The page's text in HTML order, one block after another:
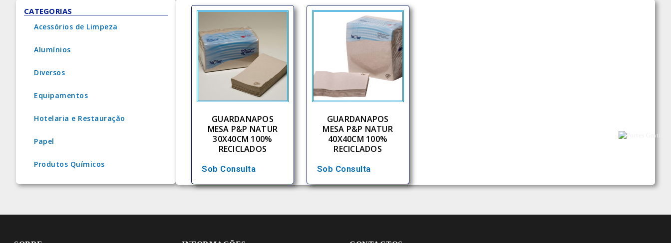
CATEGORIAS
Acessórios de Limpeza
Alumínios
Diversos
Equipamentos
Hotelaria e Restauração
Papel
Produtos Químicos
GUARDANAPOS
MESA P&P NATUR
30X40CM 100%
RECICLADOS
Sob Consulta
GUARDANAPOS
MESA P&P NATUR
40X40CM 100%
RECICLADOS
Sob Consulta